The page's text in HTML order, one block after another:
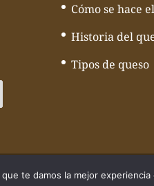
Cómo se hace
Historia del
Tipos de queso
Mundoquesos -
te damos la mejor